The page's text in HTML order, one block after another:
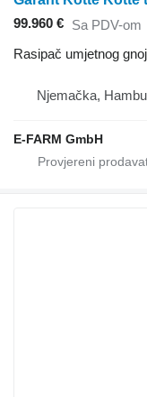
99.960 € Sa PDV-om
Rasipač umjetnog
Njemačka,
E-FARM GmbH